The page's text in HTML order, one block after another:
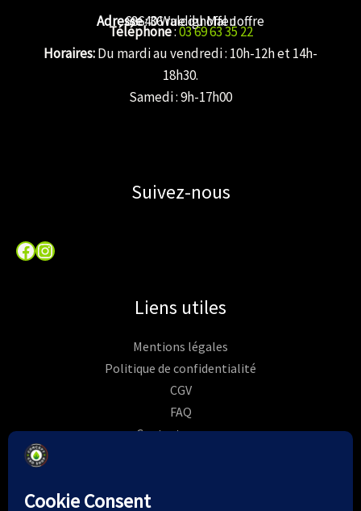
Adresse: 36 rue du Mal Joffre
68640 Waldighoffen
Téléphone:03 69 63 35 22
Horaires:Du mardi au vendredi : 10h-12h et 14h-
18h30.
Samedi : 9h-17h00
Suivez-nous
Facebook
Instagram
Liens utiles
Mentions légales
Politique de confidentialité
CGV
FAQ
Contactez-nous